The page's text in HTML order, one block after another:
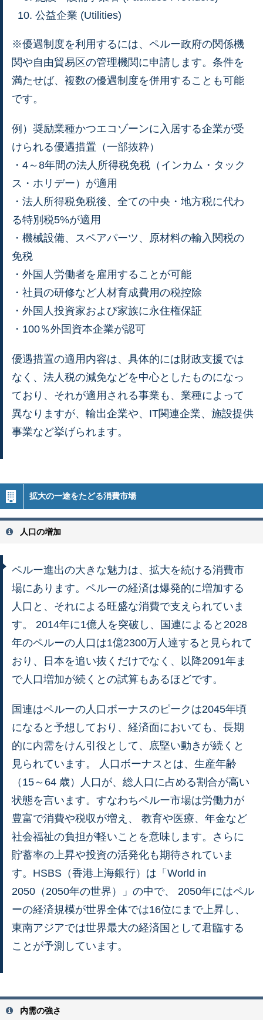
公益企業 (Utilities)
※優遇制度を利用するには、ペルー政府の関係機
関や自由貿易区の管理機関に申請します。条件を
満たせば、複数の優遇制度を併用することも可能
です。
例）奨励業種かつエコゾーンに入居する企業が受
けられる優遇措置（一部抜粋）
・4～8年間の法人所得税免税（インカム・タック
ス・ホリデー）が適用
・法人所得税免税後、全ての中央・地方税に代わ
る特別税5%が適用
・機械設備、スペアパーツ、原材料の輸入関税の
免税
・外国人労働者を雇用することが可能
・社員の研修など人材育成費用の税控除
・外国人投資家および家族に永住権保証
・100％外国資本企業が認可
優遇措置の適用内容は、具体的には財政支援では
なく、法人税の減免などを中心としたものになっ
ており、それが適用される事業も、業種によって
異なりますが、輸出企業や、IT関連企業、施設提供
事業など挙げられます。
拡大の一途をたどる消費市場
人口の増加
ペルー進出の大きな魅力は、拡大を続ける消費市
場にあります。ペルーの経済は爆発的に増加する
人口と、それによる旺盛な消費で支えられていま
す。 2014年に1億人を突破し、国連によると2028
年のペルーの人口は1億2300万人達すると見られて
おり、日本を追い抜くだけでなく、以降2091年ま
で人口増加が続くとの試算もあるほどです。
国連はペルーの人口ボーナスのピークは2045年頃
になると予想しており、経済面においても、長期
的に内需をけん引役として、底堅い動きが続くと
見られています。 人口ボーナスとは、生産年齢
（15～64 歳）人口が、総人口に占める割合が高い
状態を言います。すなわちペルー市場は労働力が
豊富で消費や税収が増え、 教育や医療、年金など
社会福祉の負担が軽いことを意味します。さらに
貯蓄率の上昇や投資の活発化も期待されていま
す。HSBS（香港上海銀行）は「World in
2050（2050年の世界）」の中で、 2050年にはペル
ーの経済規模が世界全体では16位にまで上昇し、
東南アジアでは世界最大の経済国として君臨する
ことが予測しています。
内需の強さ